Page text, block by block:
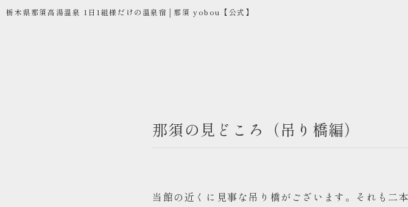
栃木県那須高湯温泉 1日1組様だけの温泉宿│那須 yobou【公式】
那須の見どころ（吊り橋編）
当館の近くに見事な吊り橋がございます。それも二本